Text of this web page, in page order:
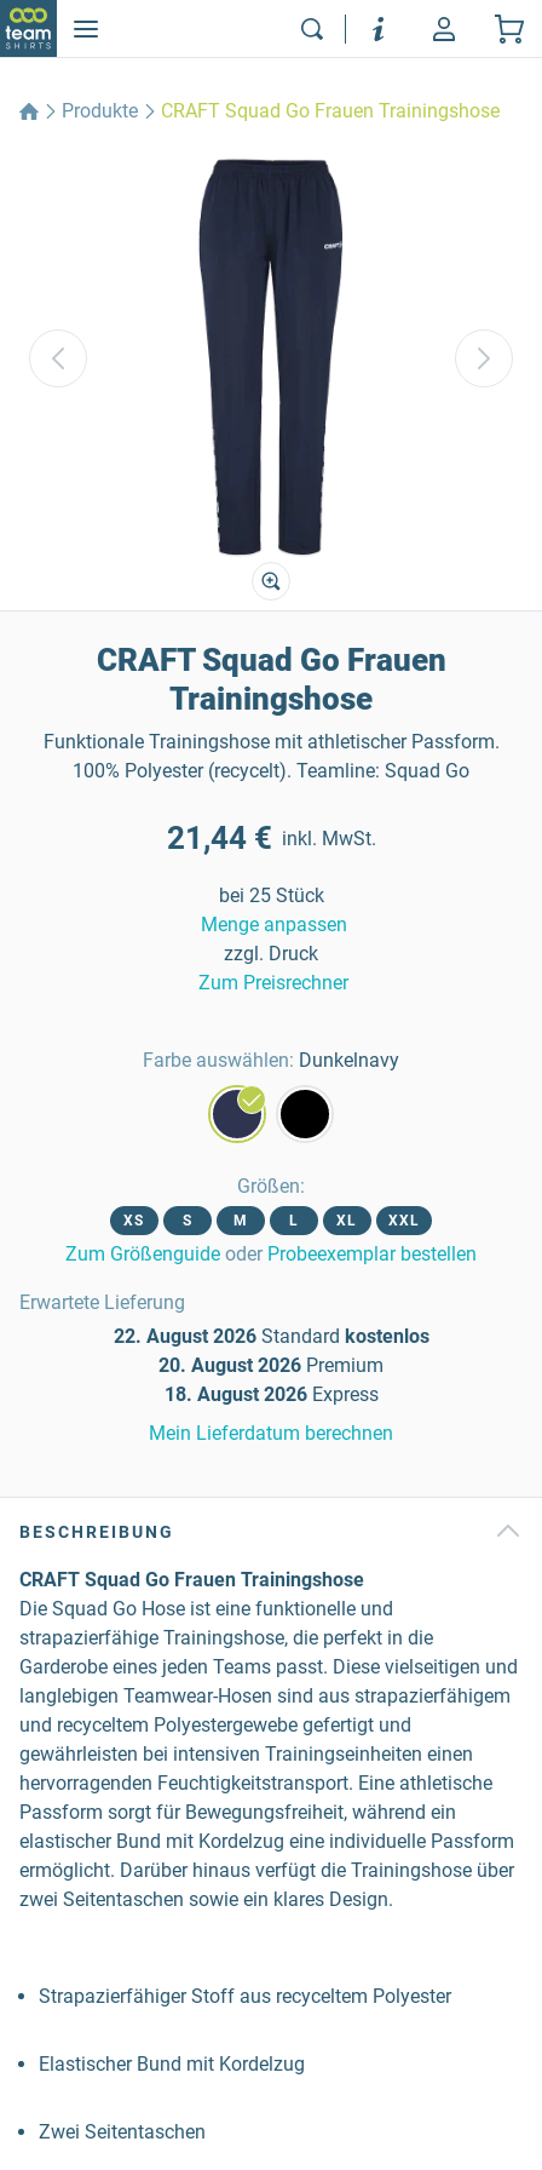
Produkte CRAFT Squad Go Frauen Trainingshose
CRAFT Squad Go Frauen
Trainingshose
Funktionale Trainingshose mit athletischer Passform.
100% Polyester (recycelt). Teamline: Squad Go
21,44 € inkl. MwSt.
bei 25 Stück
Menge anpassen
zzgl. Druck
Zum Preisrechner
Farbe auswählen: Dunkelnavy
Größen:
XS S M L XL XXL
Zum Größenguide oder Probeexemplar bestellen
Erwartete Lieferung
22. August 2026 Standard kostenlos
20. August 2026 Premium
18. August 2026 Express
Mein Lieferdatum berechnen
BESCHREIBUNG
CRAFT Squad Go Frauen Trainingshose
Die Squad Go Hose ist eine funktionelle und
strapazierfähige Trainingshose, die perfekt in die
Garderobe eines jeden Teams passt. Diese vielseitigen und
langlebigen Teamwear-Hosen sind aus strapazierfähigem
und recyceltem Polyestergewebe gefertigt und
gewährleisten bei intensiven Trainingseinheiten einen
hervorragenden Feuchtigkeitstransport. Eine athletische
Passform sorgt für Bewegungsfreiheit, während ein
elastischer Bund mit Kordelzug eine individuelle Passform
ermöglicht. Darüber hinaus verfügt die Trainingshose über
zwei Seitentaschen sowie ein klares Design.
Strapazierfähiger Stoff aus recyceltem Polyester
Elastischer Bund mit Kordelzug
Zwei Seitentaschen